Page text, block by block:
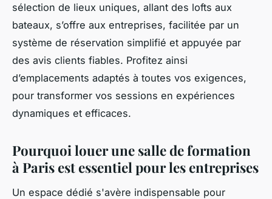
sélection de lieux uniques, allant des lofts aux
bateaux, s’offre aux entreprises, facilitée par un
système de réservation simplifié et appuyée par
des avis clients fiables. Profitez ainsi
d’emplacements adaptés à toutes vos exigences,
pour transformer vos sessions en expériences
dynamiques et efficaces.
Pourquoi louer une salle de formation
à Paris est essentiel pour les entreprises
Un espace dédié s'avère indispensable pour